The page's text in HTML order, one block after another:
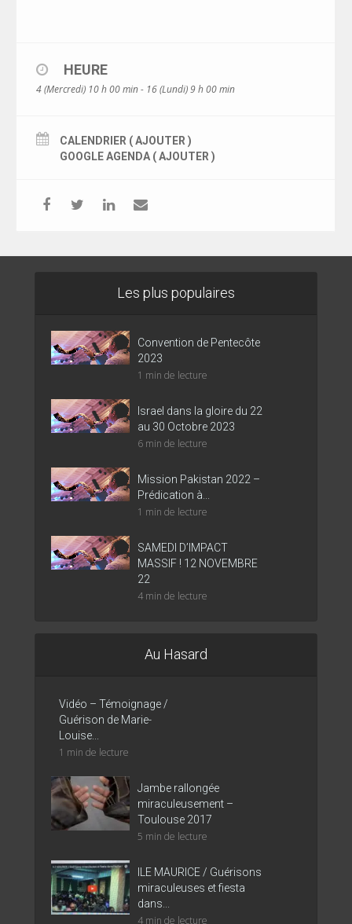
HEURE
4 (Mercredi) 10 h 00 min - 16 (Lundi) 9 h 00 min
CALENDRIER ( AJOUTER )
GOOGLE AGENDA ( AJOUTER )
Les plus populaires
Convention de Pentecôte
2023
1 min de lecture
Israel dans la gloire du 22
au 30 Octobre 2023
6 min de lecture
Mission Pakistan 2022 –
Prédication à...
1 min de lecture
SAMEDI D’IMPACT
MASSIF ! 12 NOVEMBRE
22
4 min de lecture
Au Hasard
Vidéo – Témoignage /
Guérison de Marie-
Louise...
1 min de lecture
Jambe rallongée
miraculeusement –
Toulouse 2017
5 min de lecture
ILE MAURICE / Guérisons
miraculeuses et fiesta
dans...
4 min de lecture